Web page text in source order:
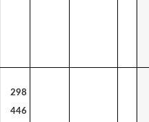
298
446